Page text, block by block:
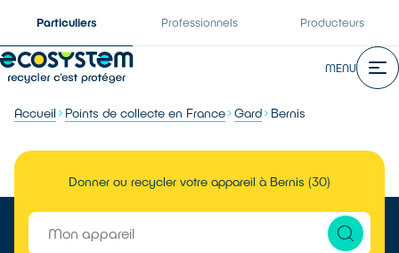
Particuliers Professionnels Producteurs
MENU
Accueil Points de collecte en France Gard Bernis
Donner ou recycler votre appareil à Bernis (30)